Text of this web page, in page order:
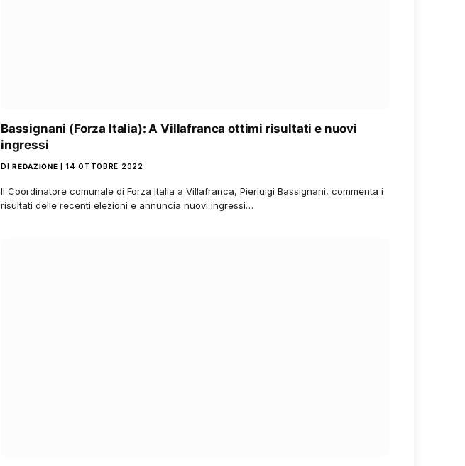
Bassignani (Forza Italia): A Villafranca ottimi risultati e nuovi
ingressi
DI REDAZIONE 14 OTTOBRE 2022
Il Coordinatore comunale di Forza Italia a Villafranca, Pierluigi Bassignani, commenta i
risultati delle recenti elezioni e annuncia nuovi ingressi…